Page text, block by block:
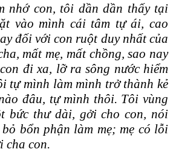
nhớ con, tôi dần dần thấy tại
vào mình cái tâm tự ái, cao
đối với con ruột duy nhất của
mất mẹ, mất chồng, sao nay
đi xa, lỡ ra sông nước hiểm
tự mình làm mình trở thành kẻ
đâu, tự mình thôi. Tôi vùng
bức thư dài, gởi cho con, nói
bổn phận làm mẹ; mẹ có lỗi
cha con.